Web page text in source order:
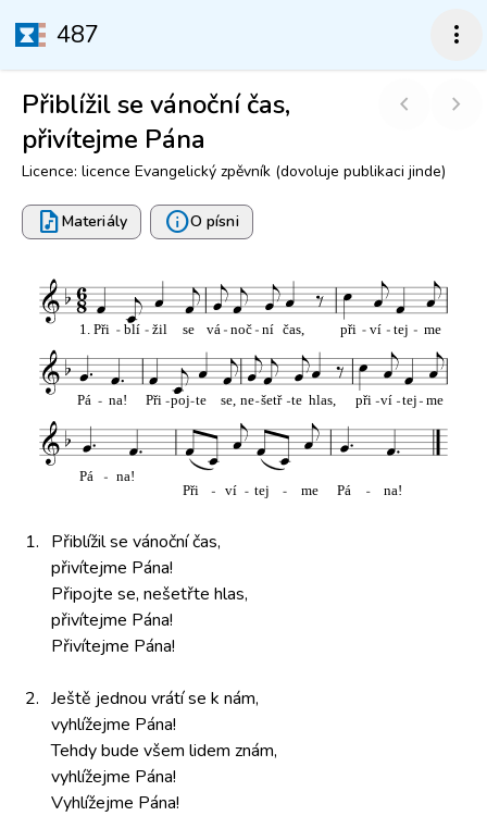
487 more_vert
Přiblížil se vánoční čas,
přivítejme Pána
chevron_left chevron_right
Licence: licence Evangelický zpěvník (dovoluje publikaci jinde)
audio_fileMateriály infoO písni
1. Přiblížil se vánoční čas,
přivítejme Pána!
Připojte se, nešetřte hlas,
přivítejme Pána!
Přivítejme Pána!
2. Ještě jednou vrátí se k nám,
vyhlížejme Pána!
Tehdy bude všem lidem znám,
vyhlížejme Pána!
Vyhlížejme Pána!